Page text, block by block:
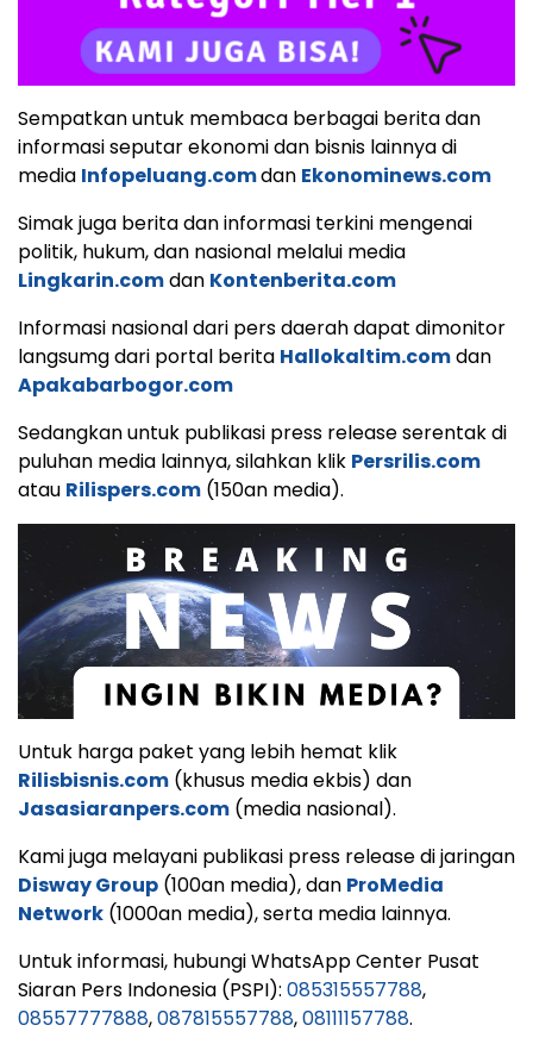
Sempatkan untuk membaca berbagai berita dan
informasi seputar ekonomi dan bisnis lainnya di
media Infopeluang.comdan Ekonominews.com
Simak juga berita dan informasi terkini mengenai
politik, hukum, dan nasional melalui media
Lingkarin.comdan Kontenberita.com
Informasi nasional dari pers daerah dapat dimonitor
langsumg dari portal berita Hallokaltim.comdan
Apakabarbogor.com
Sedangkan untuk publikasi press release serentak di
puluhan media lainnya, silahkan klik Persrilis.com
atau Rilispers.com (150an media).
Untuk harga paket yang lebih hemat klik
Rilisbisnis.com (khusus media ekbis) dan
Jasasiaranpers.com (media nasional).
Kami juga melayani publikasi press release di jaringan
Disway Group (100an media), dan ProMedia
Network (1000an media), serta media lainnya.
Untuk informasi, hubungi WhatsApp Center Pusat
Siaran Pers Indonesia (PSPI): 085315557788,
08557777888,087815557788,08111157788.